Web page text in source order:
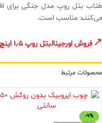
طناب بتل روپ مدل جنگی برای
می‌کنند مناسب است.
فروش اورجینالبتل روپ ۱٫۵ اینچ – ۱۵ متر Battle Ropeدرفروشگاه منیریه
محصولات مرتبط
-9%